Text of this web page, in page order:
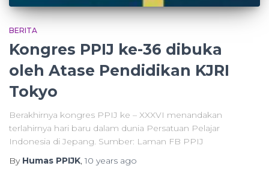
BERITA
Kongres PPIJ ke-36 dibuka
oleh Atase Pendidikan KJRI
Tokyo
Berakhirnya kongres PPIJ ke – XXXVI menandakan
terlahirnya hari baru dalam dunia Persatuan Pelajar
Indonesia di Jepang. Sumber: Laman FB PPIJ
By Humas PPIJK,10 years ago